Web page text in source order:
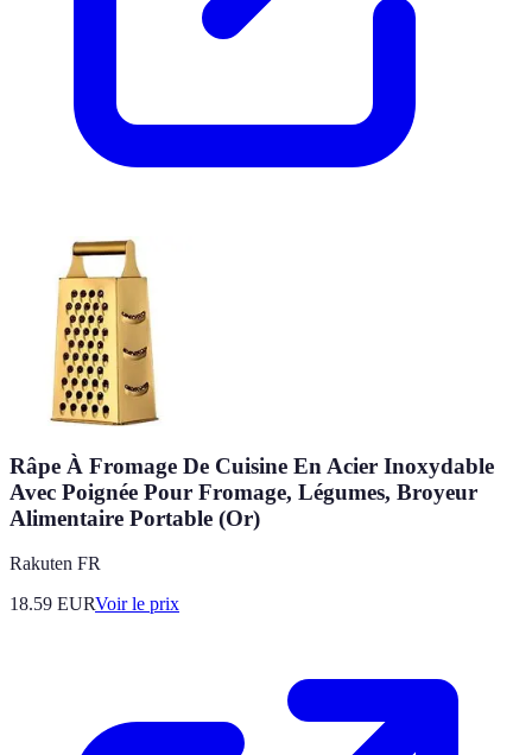
Râpe À Fromage De Cuisine En Acier Inoxydable
Avec Poignée Pour Fromage, Légumes, Broyeur
Alimentaire Portable (Or)
Rakuten FR
18.59 EURVoir le prix